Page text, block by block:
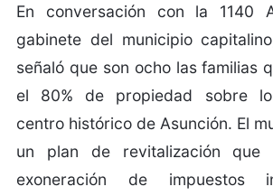
En conversación con la 1140
gabinete del municipio
señaló que son ocho las familias
el 80% de propiedad sobre
centro histórico de Asunción. El
un plan de revitalización que
exoneración de impuestos